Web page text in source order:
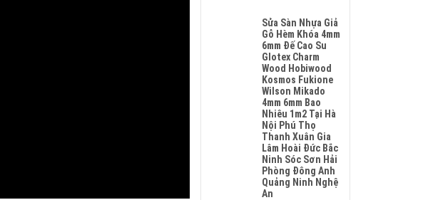
Có
Bình
Luận
Ở
Sửa
Sàn
Nhựa
Giả
Gỗ
Hèm
Khóa
Tại
Hà
Nội
Uy
Tín
Sửa Sàn Nhựa Giả
Gỗ Hèm Khóa 4mm
6mm Đế Cao Su
Glotex Charm
Wood Hobiwood
Kosmos Fukione
Wilson Mikado
4mm 6mm Bao
Nhiêu 1m2 Tại Hà
Nội Phú Thọ
Thanh Xuân Gia
Lâm Hoài Đức Bắc
Ninh Sóc Sơn Hải
Phòng Đông Anh
Quảng Ninh Nghệ
An